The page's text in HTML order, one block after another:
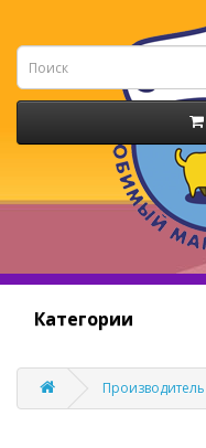
Категории
Производитель